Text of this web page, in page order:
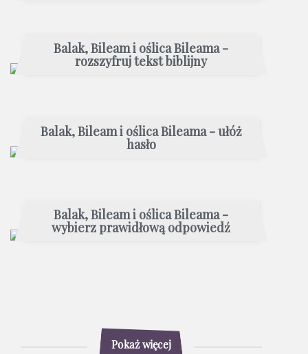
Balak, Bileam i oślica Bileama -
rozszyfruj tekst biblijny
Balak, Bileam i oślica Bileama - ułóż
hasło
Balak, Bileam i oślica Bileama -
wybierz prawidłową odpowiedź
Pokaż więcej